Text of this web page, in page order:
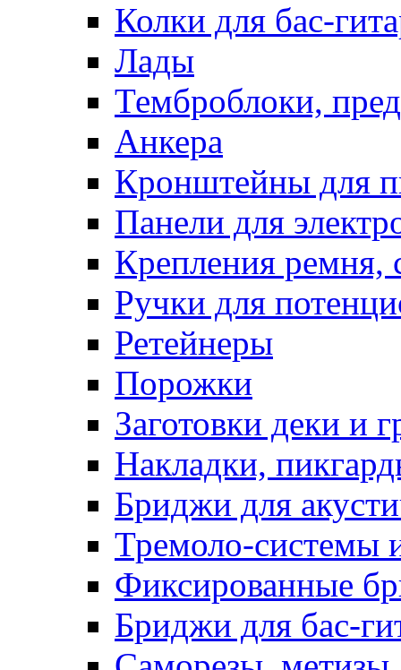
Колки для бас-
Лады
Темброблоки,
Анкера
Кронштейны для
Панели для
Крепления ремня,
Ручки для
Ретейнеры
Порожки
Заготовки деки и
Накладки,
Бриджи для
Тремоло-системы
Фиксированные
Бриджи для бас-